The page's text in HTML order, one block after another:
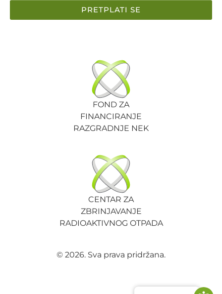
PRETPLATI SE
FOND ZA
FINANCIRANJE
RAZGRADNJE NEK
CENTAR ZA
ZBRINJAVANJE
RADIOAKTIVNOG OTPADA
© 2026. Sva prava pridržana.